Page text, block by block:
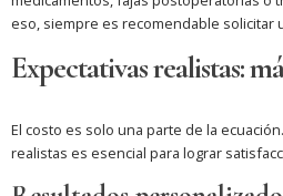
eso, siempre es recomendable solicitar
Expectativas realistas:
El costo es solo una parte de la
realistas es esencial para lograr